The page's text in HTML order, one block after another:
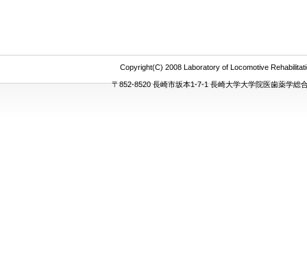
Copyright(C) 2008 Laboratory of Locomotive
〒852-8520 長崎市坂本1-7-1 長崎大学大学院医歯薬学